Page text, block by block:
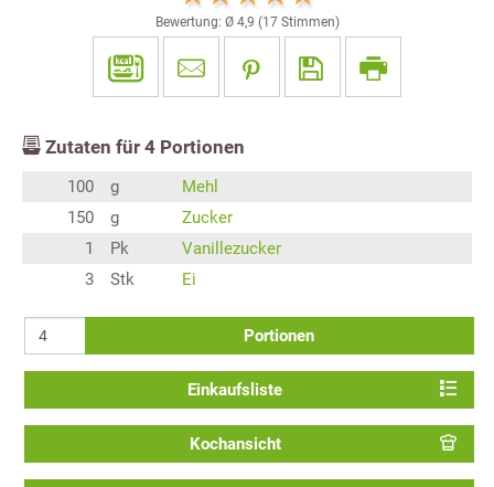
Bewertung: Ø 4,9 (17Stimmen)
Zutaten für 4 Portionen
100 g
Mehl
150
g
Zucker
1
Pk
Vanillezucker
3
Stk Ei
Portionen
Einkaufsliste
Kochansicht